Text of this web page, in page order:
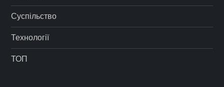
Суспільство
Технології
ТОП